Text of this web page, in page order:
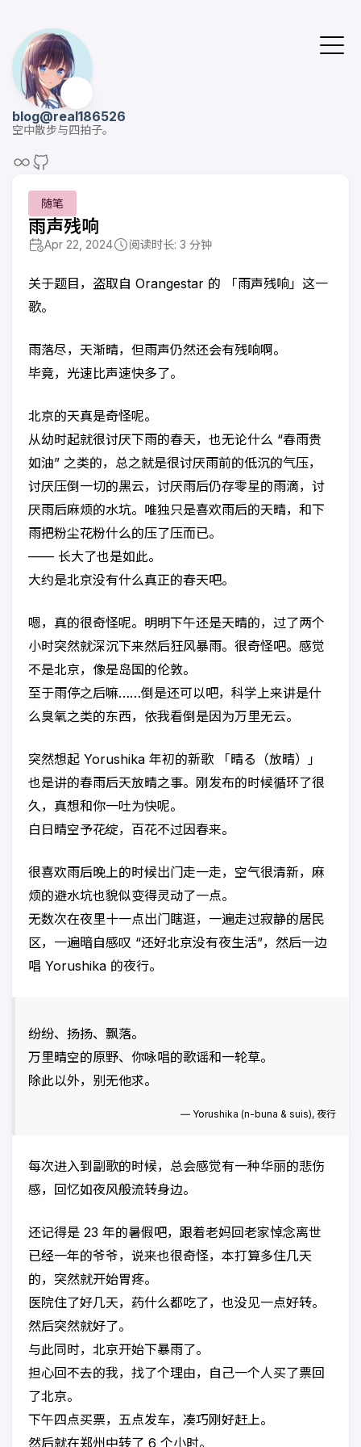
blog@real186526
空中散步与四拍子。
随笔
雨声残响
Apr 22, 2024 阅读时长: 3 分钟
关于题目，盗取自 Orangestar 的 「雨声残响」这一
歌。
雨落尽，天渐晴，但雨声仍然还会有残响啊。
毕竟，光速比声速快多了。
北京的天真是奇怪呢。
从幼时起就很讨厌下雨的春天，也无论什么 “春雨贵
如油” 之类的，总之就是很讨厌雨前的低沉的气压，
讨厌压倒一切的黑云，讨厌雨后仍存零星的雨滴，讨
厌雨后麻烦的水坑。唯独只是喜欢雨后的天晴，和下
雨把粉尘花粉什么的压了压而已。
—— 长大了也是如此。
大约是北京没有什么真正的春天吧。
嗯，真的很奇怪呢。明明下午还是天晴的，过了两个
小时突然就深沉下来然后狂风暴雨。很奇怪吧。感觉
不是北京，像是岛国的伦敦。
至于雨停之后嘛……倒是还可以吧，科学上来讲是什
么臭氧之类的东西，依我看倒是因为万里无云。
突然想起 Yorushika 年初的新歌 「晴る（放晴）」
也是讲的春雨后天放晴之事。刚发布的时候循环了很
久，真想和你一吐为快呢。
白日晴空予花绽，百花不过因春来。
很喜欢雨后晚上的时候出门走一走，空气很清新，麻
烦的避水坑也貌似变得灵动了一点。
无数次在夜里十一点出门瞎逛，一遍走过寂静的居民
区，一遍暗自感叹 “还好北京没有夜生活”，然后一边
唱 Yorushika 的夜行。
纷纷、扬扬、飘落。
万里晴空的原野、你咏唱的歌谣和一轮草。
除此以外，别无他求。
― Yorushika (n-buna & suis), 夜行
每次进入到副歌的时候，总会感觉有一种华丽的悲伤
感，回忆如夜风般流转身边。
还记得是 23 年的暑假吧，跟着老妈回老家悼念离世
已经一年的爷爷，说来也很奇怪，本打算多住几天
的，突然就开始胃疼。
医院住了好几天，药什么都吃了，也没见一点好转。
然后突然就好了。
与此同时，北京开始下暴雨了。
担心回不去的我，找了个理由，自己一个人买了票回
了北京。
下午四点买票，五点发车，凑巧刚好赶上。
然后就在郑州中转了 6 个小时。